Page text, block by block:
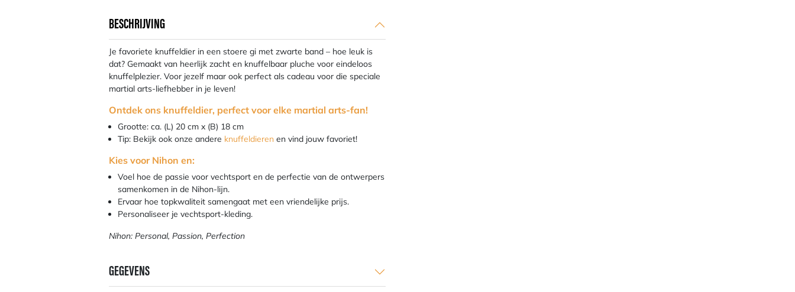
BESCHRIJVING
Je favoriete knuffeldier in een stoere gi met zwarte band – hoe leuk is
dat? Gemaakt van heerlijk zacht en knuffelbaar pluche voor eindeloos
knuffelplezier. Voor jezelf maar ook perfect als cadeau voor die speciale
martial arts-liefhebber in je leven!
Ontdek ons knuffeldier, perfect voor elke martial arts-fan!
Grootte: ca. (L) 20 cm x (B) 18 cm
Tip: Bekijk ook onze andere knuffeldieren en vind jouw favoriet!
Kies voor Nihon en:
Voel hoe de passie voor vechtsport en de perfectie van de ontwerpers
samenkomen in de Nihon-lijn.
Ervaar hoe topkwaliteit samengaat met een vriendelijke prijs.
Personaliseer je vechtsport-kleding.
Nihon: Personal, Passion, Perfection
GEGEVENS